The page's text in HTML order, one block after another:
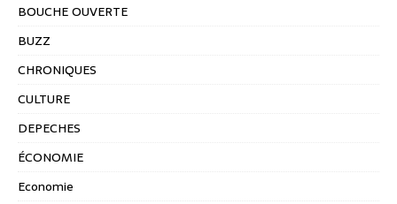
BOUCHE OUVERTE
BUZZ
CHRONIQUES
CULTURE
DEPECHES
ÉCONOMIE
Economie